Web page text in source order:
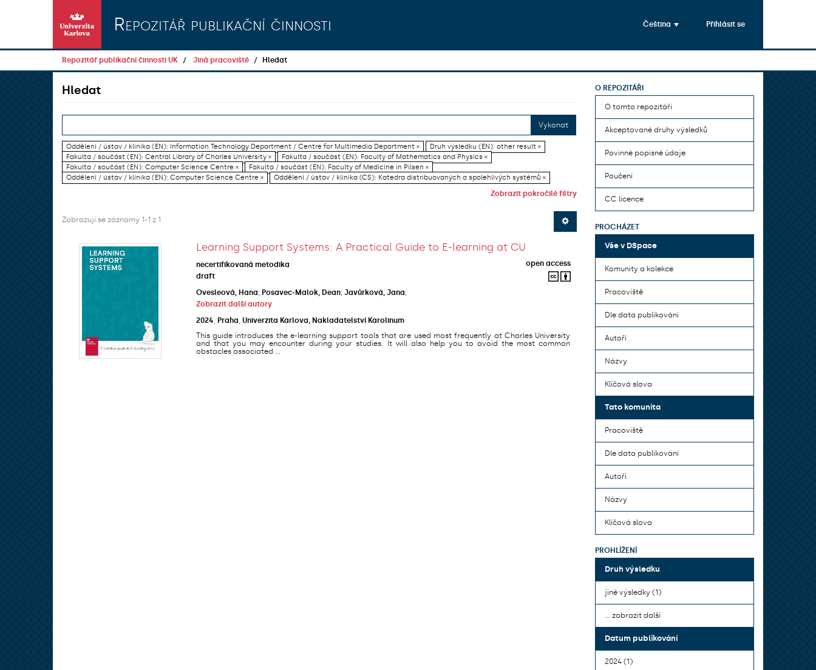
Repozitář publikační činnosti Čeština Přihlásit se
Repozitář publikační činnosti UK Jiná pracoviště Hledat
Hledat
Vykonat
Oddělení / ústav / klinika (EN): Information Technology Department / Centre for Multimedia Department ×
Druh výsledku (EN): other result ×
Fakulta / součást (EN): Central Library of Charles University ×
Fakulta / součást (EN): Faculty of Mathematics and Physics ×
Fakulta / součást (EN): Computer Science Centre ×
Fakulta / součást (EN): Faculty of Medicine in Pilsen ×
Oddělení / ústav / klinika (EN): Computer Science Centre ×
Oddělení / ústav / klinika (CS): Katedra distribuovaných a spolehlivých systémů ×
Zobrazit pokročilé filtry
Zobrazují se záznamy 1-1 z 1
Learning Support Systems: A Practical Guide to E-learning at CU
necertifikovaná metodika
open access
draft
Ovesleová, Hana; Posavec-Malok, Dean; Javůrková, Jana;
Zobrazit další autory
2024
Praha Univerzita Karlova, Nakladatelství Karolinum
This guide introduces the e-learning support tools that are used most frequently at Charles University
and that you may encounter during your studies. It will also help you to avoid the most common
obstacles associated ...
O REPOZITÁŘI
O tomto repozitáři
Akceptované druhy výsledků
Povinné popisné údaje
Poučení
CC licence
PROCHÁZET
Vše v DSpace
Komunity a kolekce
Pracoviště
Dle data publikování
Autoři
Názvy
Klíčová slova
Tato komunita
Pracoviště
Dle data publikování
Autoři
Názvy
Klíčová slova
PROHLÍŽENÍ
Druh výsledku
jiné výsledky (1)
... zobrazit další
Datum publikování
2024 (1)